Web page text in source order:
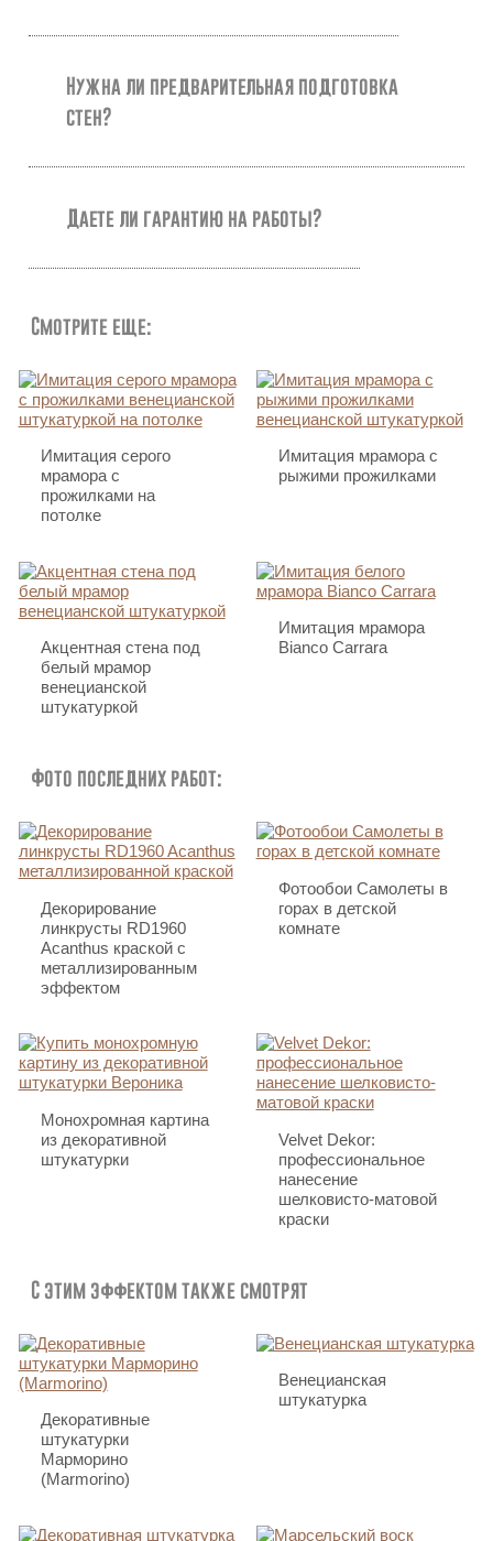
Нужна ли предварительная подготовка
стен?
Даете ли гарантию на работы?
Смотрите еще:
Имитация серого
мрамора с
прожилками на
потолке
Имитация мрамора с
рыжими прожилками
Акцентная стена под
белый мрамор
венецианской
штукатуркой
Имитация мрамора
Bianco Carrara
Фото последних работ:
Декорирование
линкрусты RD1960
Acanthus краской с
металлизированным
эффектом
Фотообои Самолеты в
горах в детской
комнате
Монохромная картина
из декоративной
штукатурки
Velvet Dekor:
профессиональное
нанесение
шелковисто-матовой
краски
С этим эффектом также смотрят
Декоративные
штукатурки
Марморино
(Marmorino)
Венецианская
штукатурка